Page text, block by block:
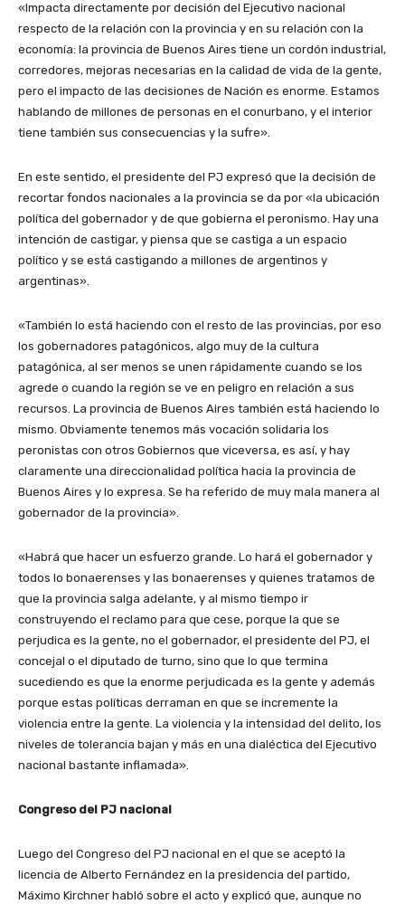
«Impacta directamente por decisión del Ejecutivo nacional
respecto de la relación con la provincia y en su relación con la
economía: la provincia de Buenos Aires tiene un cordón industrial,
corredores, mejoras necesarias en la calidad de vida de la gente,
pero el impacto de las decisiones de Nación es enorme. Estamos
hablando de millones de personas en el conurbano, y el interior
tiene también sus consecuencias y la sufre».
En este sentido, el presidente del PJ expresó que la decisión de
recortar fondos nacionales a la provincia se da por «la ubicación
política del gobernador y de que gobierna el peronismo. Hay una
intención de castigar, y piensa que se castiga a un espacio
político y se está castigando a millones de argentinos y
argentinas».
«También lo está haciendo con el resto de las provincias, por eso
los gobernadores patagónicos, algo muy de la cultura
patagónica, al ser menos se unen rápidamente cuando se los
agrede o cuando la región se ve en peligro en relación a sus
recursos. La provincia de Buenos Aires también está haciendo lo
mismo. Obviamente tenemos más vocación solidaria los
peronistas con otros Gobiernos que viceversa, es así, y hay
claramente una direccionalidad política hacia la provincia de
Buenos Aires y lo expresa. Se ha referido de muy mala manera al
gobernador de la provincia».
«Habrá que hacer un esfuerzo grande. Lo hará el gobernador y
todos lo bonaerenses y las bonaerenses y quienes tratamos de
que la provincia salga adelante, y al mismo tiempo ir
construyendo el reclamo para que cese, porque la que se
perjudica es la gente, no el gobernador, el presidente del PJ, el
concejal o el diputado de turno, sino que lo que termina
sucediendo es que la enorme perjudicada es la gente y además
porque estas políticas derraman en que se incremente la
violencia entre la gente. La violencia y la intensidad del delito, los
niveles de tolerancia bajan y más en una dialéctica del Ejecutivo
nacional bastante inflamada».
Congreso del PJ nacional
Luego del Congreso del PJ nacional en el que se aceptó la
licencia de Alberto Fernández en la presidencia del partido,
Máximo Kirchner habló sobre el acto y explicó que, aunque no